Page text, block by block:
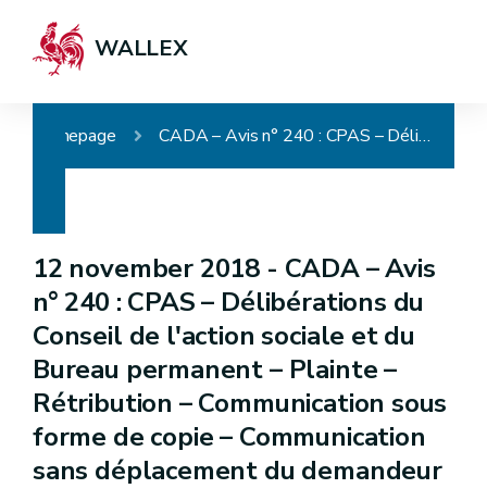
WALLEX
Homepage CADA – Avis n° 240 : CPAS – Délibérations du Conseil de l'action sociale et du Bureau permanent – Plainte – Rétribution – Communication sous forme de copie – Communication sans déplacement du demandeur
12 november 2018 - CADA – Avis
n° 240 : CPAS – Délibérations du
Conseil de l'action sociale et du
Bureau permanent – Plainte –
Rétribution – Communication sous
forme de copie – Communication
sans déplacement du demandeur